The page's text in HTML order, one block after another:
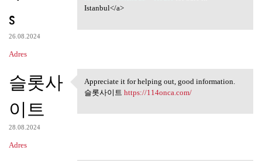
s
26.08.2024
Adres
Istanbul</a>
슬롯사
이트
28.08.2024
Adres
Appreciate it for helping out
Appreciate it for helping out, good information.
슬롯사이트 https://114onca.com/